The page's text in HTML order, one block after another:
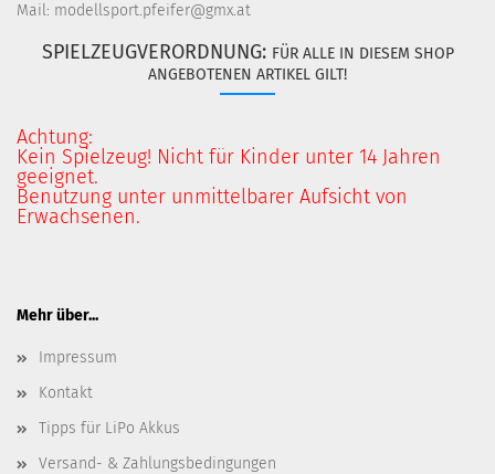
Mail: modellsport.pfeifer@gmx.at
SPIELZEUGVERORDNUNG: FÜR ALLE IN DIESEM SHOP
ANGEBOTENEN ARTIKEL GILT!
Achtung:
Kein Spielzeug! Nicht für Kinder unter 14 Jahren
geeignet.
Benutzung unter unmittelbarer Aufsicht von
Erwachsenen.
Mehr über...
Impressum
Kontakt
Tipps für LiPo Akkus
Versand- & Zahlungsbedingungen